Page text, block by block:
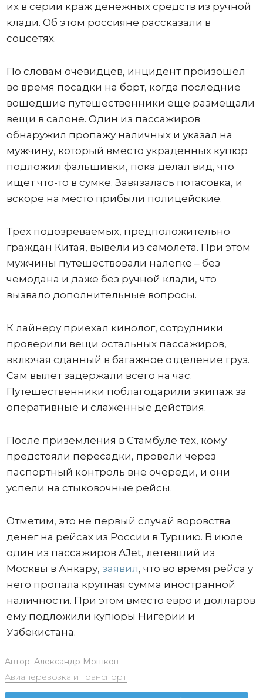
их в серии краж денежных средств из ручной
клади. Об этом россияне рассказали в
соцсетях.
По словам очевидцев, инцидент произошел
во время посадки на борт, когда последние
вошедшие путешественники еще размещали
вещи в салоне. Один из пассажиров
обнаружил пропажу наличных и указал на
мужчину, который вместо украденных купюр
подложил фальшивки, пока делал вид, что
ищет что-то в сумке. Завязалась потасовка, и
вскоре на место прибыли полицейские.
Трех подозреваемых, предположительно
граждан Китая, вывели из самолета. При этом
мужчины путешествовали налегке – без
чемодана и даже без ручной клади, что
вызвало дополнительные вопросы.
К лайнеру приехал кинолог, сотрудники
проверили вещи остальных пассажиров,
включая сданный в багажное отделение груз.
Сам вылет задержали всего на час.
Путешественники поблагодарили экипаж за
оперативные и слаженные действия.
После приземления в Стамбуле тех, кому
предстояли пересадки, провели через
паспортный контроль вне очереди, и они
успели на стыковочные рейсы.
Отметим, это не первый случай воровства
денег на рейсах из России в Турцию. В июле
один из пассажиров AJet, летевший из
Москвы в Анкару, заявил, что во время рейса у
него пропала крупная сумма иностранной
наличности. При этом вместо евро и долларов
ему подложили купюры Нигерии и
Узбекистана.
Автор: Александр Мошков
Авиаперевозка и транспорт